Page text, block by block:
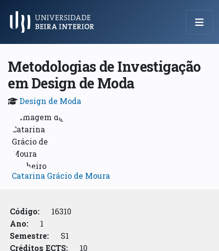
Menu Principal
Metodologias de Investigação
em Design de Moda
Design de Moda
Catarina Grácio de Moura
Código:
16310
Ano:
1
Semestre:
S1
Créditos ECTS:
10